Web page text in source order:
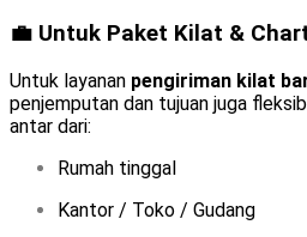
💼 Untuk Paket Kilat &
Untuk layanan pengiriman kilat
penjemputan dan tujuan juga
antar dari:
Rumah tinggal
Kantor / Toko / Gudang